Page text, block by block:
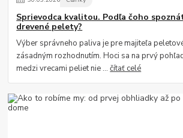
Sprievodca kvalitou. Podľa čoho
drevené pelety?
Výber správneho paliva je pre majiteľa
zásadným rozhodnutím. Hoci sa na prvý
medzi vrecami peliet nie ...čítať celé